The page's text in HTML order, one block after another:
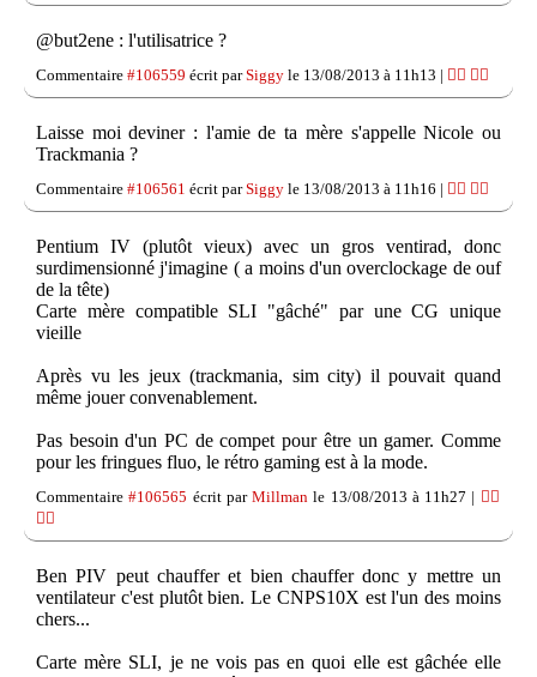
@but2ene : l'utilisatrice ?
Commentaire #106559 écrit parSiggy le 13/08/2013 à 11h13 | 👍🏽 👎🏽
Laisse moi deviner : l'amie de ta mère s'appelle Nicole ou
Trackmania ?
Commentaire #106561 écrit parSiggy le 13/08/2013 à 11h16 | 👍🏽 👎🏽
Pentium IV (plutôt vieux) avec un gros ventirad, donc
surdimensionné j'imagine ( a moins d'un overclockage de ouf
de la tête)
Carte mère compatible SLI "gâché" par une CG unique
vieille
Après vu les jeux (trackmania, sim city) il pouvait quand
même jouer convenablement.
Pas besoin d'un PC de compet pour être un gamer. Comme
pour les fringues fluo, le rétro gaming est à la mode.
Commentaire#106565 écrit parMillman le 13/08/2013 à 11h27 | 👍🏽
👎🏽
Ben PIV peut chauffer et bien chauffer donc y mettre un
ventilateur c'est plutôt bien. Le CNPS10X est l'un des moins
chers...
Carte mère SLI, je ne vois pas en quoi elle est gâchée elle